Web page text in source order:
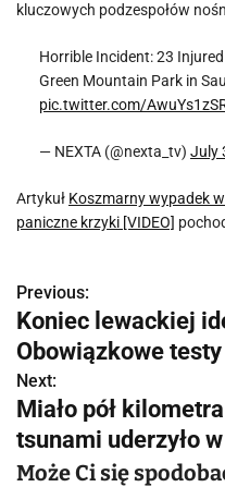
kluczowych podzespołów
Horrible Incident: 23
Green Mountain Park in
pic.twitter.com/
— NEXTA (@nexta_tv) July
Artykuł Koszmarny wypadek
paniczne krzyki [VIDEO]
N
a
w
i
g
Previous:
Koniec lewackiej
Obowiązkowe
Next:
Miało pół
tsunami uderzyło
Może Ci się